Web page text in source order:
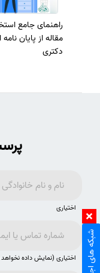
راهنمای جامع
مقاله از پایان
دکتری
اختیاری
اختیاری (نمایش داده